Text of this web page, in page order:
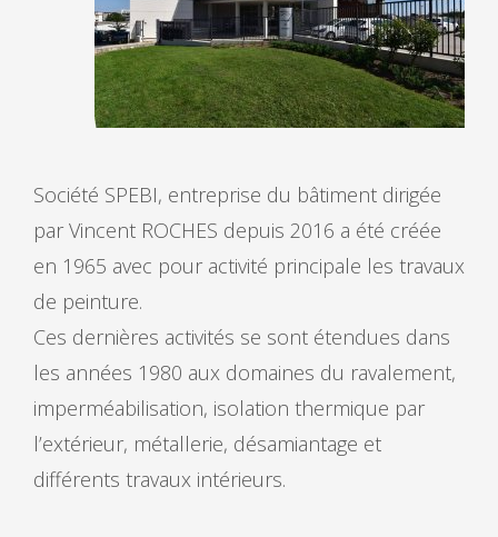
Société SPEBI, entreprise du bâtiment dirigée
par Vincent ROCHES depuis 2016 a été créée
en 1965 avec pour activité principale les travaux
de peinture.
Ces dernières activités se sont étendues dans
les années 1980 aux domaines du ravalement,
imperméabilisation, isolation thermique par
l’extérieur, métallerie, désamiantage et
différents travaux intérieurs.